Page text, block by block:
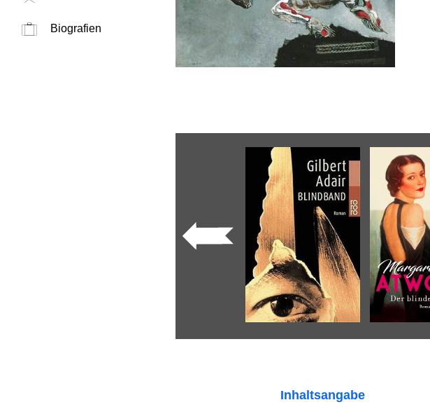
Biografien
Inhaltsangabe